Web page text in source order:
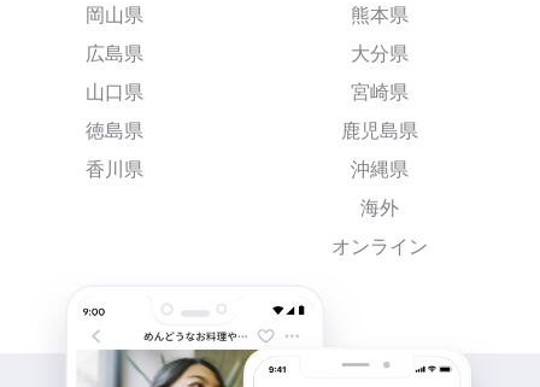
岡山県
広島県
山口県
徳島県
香川県
熊本県
大分県
宮崎県
鹿児島県
沖縄県
海外
オンライン